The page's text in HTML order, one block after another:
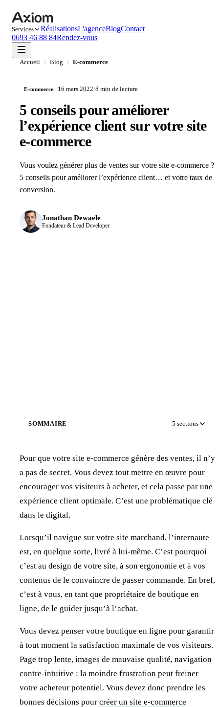
Services RéalisationsL'agenceBlogContact
0693 46 88 84Rendez-vous
Accueil / Blog / E-commerce
E-commerce 16 mars 2022·8 min de lecture
5 conseils pour améliorer
l’expérience client sur votre site
e-commerce
Vous voulez générer plus de ventes sur votre site e-commerce ?
5 conseils pour améliorer l’expérience client… et votre taux de
conversion.
Jonathan Dewaele
Fondateur & Lead Developer
SOMMAIRE 5 sections
Pour que votre site e-commerce génère des ventes, il n’y
a pas de secret. Vous devez tout mettre en œuvre pour
encourager vos visiteurs à acheter, et cela passe par une
expérience client optimale. C’est une problématique clé
dans le digital.
Lorsqu’il navigue sur votre site marchand, l’internaute
est, en quelque sorte, livré à lui-même. C’est pourquoi
c’est au design de votre site, à son ergonomie et à vos
contenus de le convaincre de passer commande. En bref,
c’est à vous, en tant que propriétaire de boutique en
ligne, de le guider jusqu’à l’achat.
Vous devez penser votre boutique en ligne pour garantir
à tout moment la satisfaction maximale de vos visiteurs.
Page trop lente, images de mauvaise qualité, navigation
contre-intuitive : la moindre frustration peut freiner
votre acheteur potentiel. Vous devez donc prendre les
bonnes décisions pour créer un site e-commerce